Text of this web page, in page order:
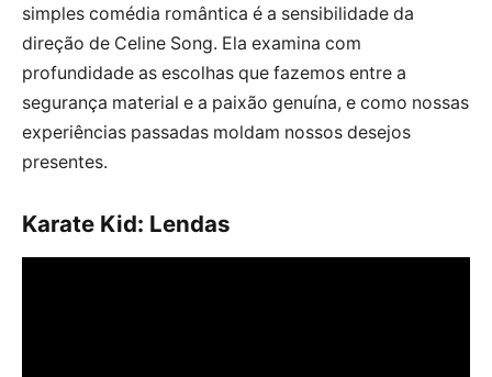
simples comédia romântica é a sensibilidade da
direção de Celine Song. Ela examina com
profundidade as escolhas que fazemos entre a
segurança material e a paixão genuína, e como nossas
experiências passadas moldam nossos desejos
presentes.
Karate Kid: Lendas